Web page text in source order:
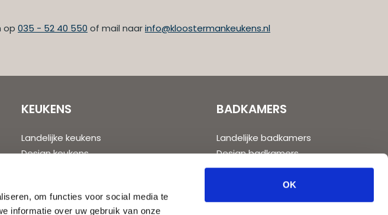
om functies voor social media te
informatie over uw gebruik van onze
OK
op 035 - 52 40 550 of mail naarinfo@kloostermankeukens.nl
KEUKENS
Landelijke keukens
Design keukens
Populaire keukens
BADKAMERS
Landelijke badkamers
Design badkamers
Moderne badkamers
Klassieke badkamers
Populaire badkamers